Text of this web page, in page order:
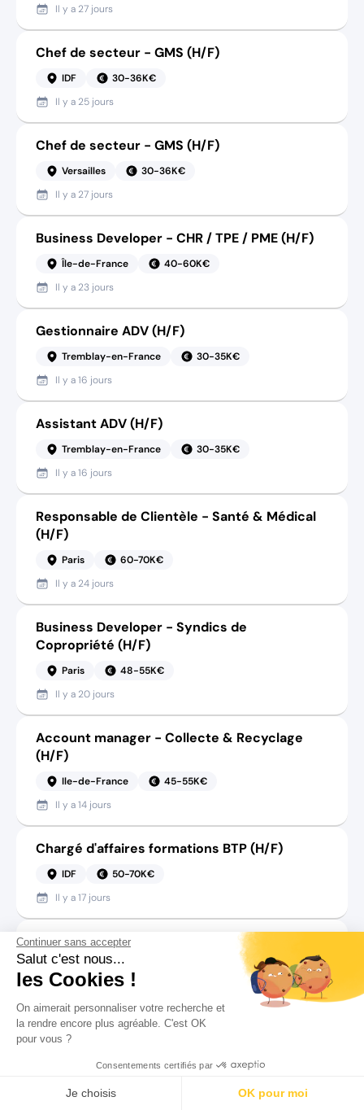
Continuer sans accepter
Salut c'est nous...
les Cookies !
On aimerait personnaliser votre recherche et
la rendre encore plus agréable. C'est OK
pour vous ?
Consentements certifiés par
Je choisis OK pour moi
Il y a 27 jours
Chef de secteur - GMS (H/F)
IDF
30-36K€
Il y a 25 jours
Chef de secteur - GMS (H/F)
Versailles
30-36K€
Il y a 27 jours
Business Developer - CHR / TPE / PME (H/F)
Île-de-France
40-60K€
Il y a 23 jours
Gestionnaire ADV (H/F)
Tremblay-en-France
30-35K€
Il y a16 jours
Assistant ADV (H/F)
Tremblay-en-France
30-35K€
Il y a16 jours
Responsable de Clientèle - Santé & Médical
(H/F)
Paris
60-70K€
Il y a 24 jours
Business Developer - Syndics de
Copropriété (H/F)
Paris
48-55K€
Il y a 20 jours
Account manager - Collecte & Recyclage
(H/F)
Ile-de-France
45-55K€
Il y a14 jours
Chargé d'affaires formations BTP (H/F)
IDF
50-70K€
Il y a17 jours
Chargé d'affaires - Formation Sécurité &
Hauteur (H/F)
IDF
50-70K€
Il y a29 jours
Paris
Rechercher